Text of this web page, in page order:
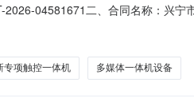
2026-04581671二、合同名称：兴
司地址：广州市白云区沙凤沙贝上
专项触控一体机 多媒体一体机设备